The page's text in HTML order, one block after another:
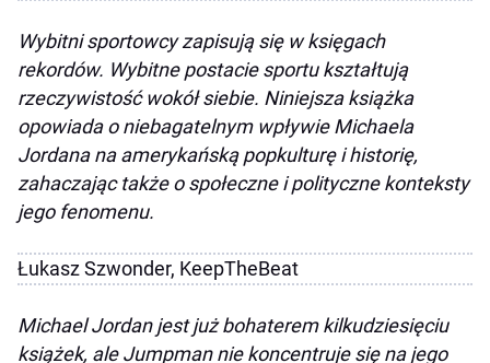
Wybitni sportowcy zapisują się w księgach
rekordów. Wybitne postacie sportu kształtują
rzeczywistość wokół siebie. Niniejsza książka
opowiada o niebagatelnym wpływie Michaela
Jordana na amerykańską popkulturę i historię,
zahaczając także o społeczne i polityczne konteksty
jego fenomenu.
Łukasz Szwonder, KeepTheBeat
Michael Jordan jest już bohaterem kilkudziesięciu
książek, ale Jumpman nie koncentruje się na jego